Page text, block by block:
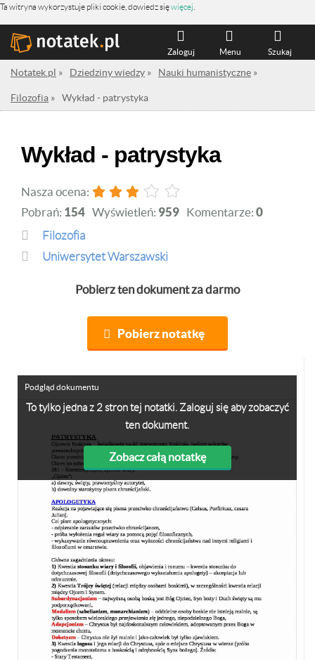
Ta witryna wykorzystuje pliki cookie, dowiedz sięwięcej
Szukaj
Menu
Zaloguj
Notatek.pl » Dziedziny wiedzy » Nauki humanistyczne »
Filozofia » Wykład - patrystyka
Wykład - patrystyka
Nasza ocena:
Pobrań: 154 Wyświetleń: 959 Komentarze: 0
Filozofia
Uniwersytet Warszawski
Pobierz ten dokument za darmo
Pobierz notatkę
To tylko jedna z 2 stron tej notatki. Zaloguj się aby zobaczyć
ten dokument.
Zobacz całą notatkę
Podgląd dokumentu